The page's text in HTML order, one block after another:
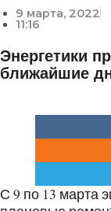
9 марта, 2022
11:16
Энергетики
ближайшие
С 9 по 13 марта